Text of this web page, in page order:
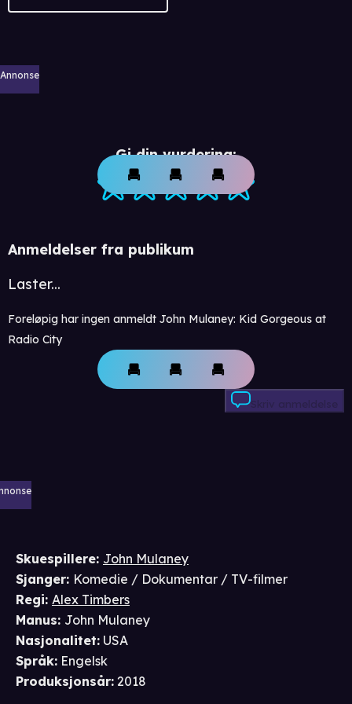
Annonse
Gi din vurdering:
Anmeldelser fra publikum
Laster...
Foreløpig har ingen anmeldt John Mulaney: Kid Gorgeous at
Radio City
Skriv anmeldelse
Skuespillere: John Mulaney
Sjanger: Komedie / Dokumentar / TV-filmer
Regi: Alex Timbers
Manus: John Mulaney
Nasjonalitet: USA
Språk: Engelsk
Produksjonsår: 2018